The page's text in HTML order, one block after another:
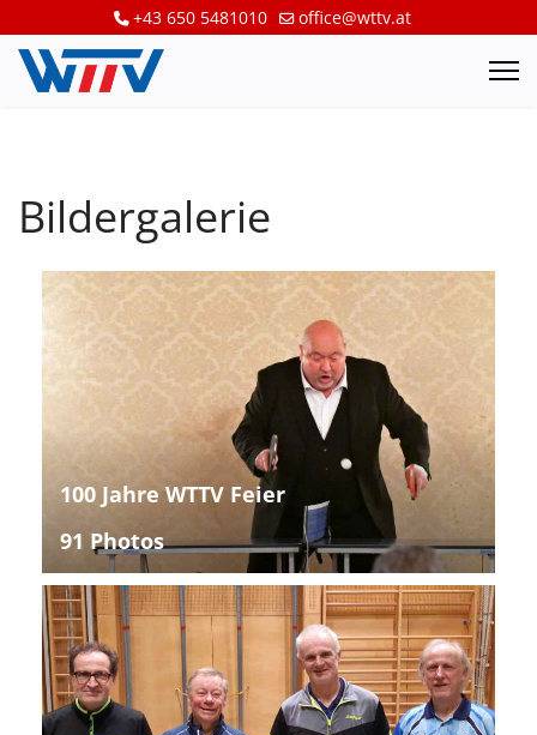
+43 650 5481010 office@wttv.at
Bildergalerie
100 Jahre WTTV Feier
91 Photos